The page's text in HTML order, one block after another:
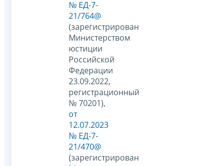
№ ЕД-7-
21/764@
(зарегистрирован
Министерством
юстиции
Российской
Федерации
23.09.2022,
регистрационный
№ 70201),
от
12.07.2023
№ ЕД-7-
21/470@
(зарегистрирован